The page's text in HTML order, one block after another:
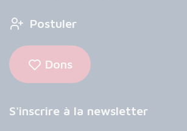
Postuler
Dons
S'inscrire à la newsletter